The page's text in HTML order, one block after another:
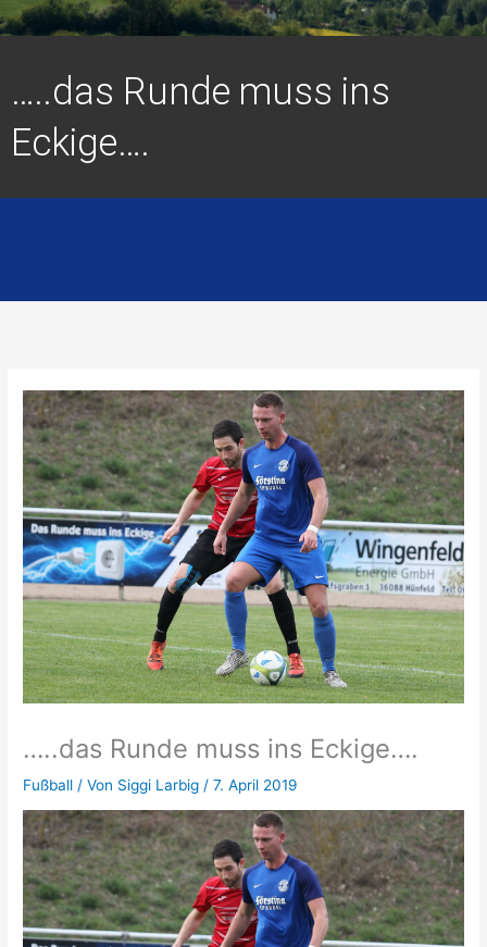
…..das Runde muss ins
Eckige….
…..das Runde muss ins Eckige….
Fußball / Von Siggi Larbig /7. April 2019